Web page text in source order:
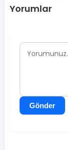
Yorumlar
Gönder